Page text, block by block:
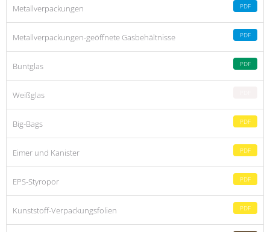
Metallverpackungen PDF
Metallverpackungen-geöffnete Gasbehältnisse PDF
Buntglas PDF
Weißglas
Big-Bags PDF
Eimer und Kanister PDF
EPS-Styropor PDF
Kunststoff-Verpackungsfolien PDF